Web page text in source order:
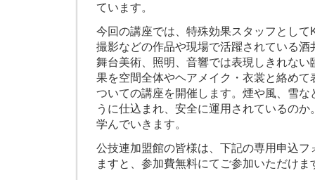
ています。
今回の講座では、特殊効果スタッフとし
撮影などの作品や現場で活躍されている
舞台美術、照明、音響では表現しきれな
果を空間全体やヘアメイク・衣裳と絡め
ついての講座を開催します。煙や風、雪
うに仕込まれ、安全に運用されているの
学んでいきます。
公技連加盟館の皆様は、下記の専用申込
ますと、参加費無料にてご参加いただけま